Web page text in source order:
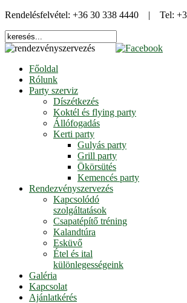
Rendelésfelvétel: +36 30 338 4440 | Tel:
Főoldal
Rólunk
Party szerviz
Díszétkezés
Koktél és flying party
Állófogadás
Kerti party
Gulyás party
Grill party
Ökörsütés
Kemencés party
Rendezvényszervezés
Kapcsolódó
szolgáltatások
Csapatépítő tréning
Kalandtúra
Esküvő
Étel és ital
különlegességeink
Galéria
Kapcsolat
Ajánlatkérés